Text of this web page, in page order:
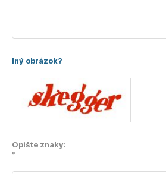
Iný obrázok?
Opište znaky:
*